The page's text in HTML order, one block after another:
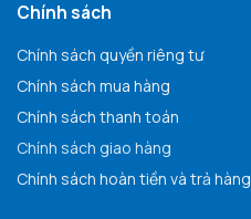
Chính sách
Chính sách quyền riêng tư
Chính sách mua hàng
Chính sách thanh toán
Chính sách giao hàng
Chính sách hoàn tiền và trả hàng